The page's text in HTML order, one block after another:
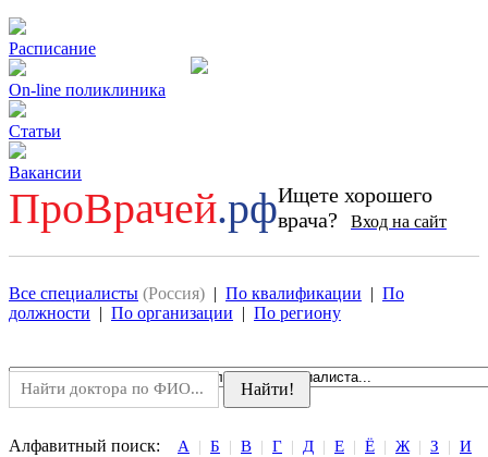
Расписание
On-line поликлиника
Статьи
Вакансии
ПроВрачей.рфИщете хорошего
врача?
Вход на сайт
Все специалисты (Россия) | По квалификации | По
должности | По организации | По региону
Алфавитный поиск: А | Б | В | Г | Д | Е | Ё | Ж | З | И